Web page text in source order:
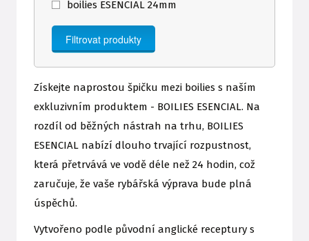
boilies ESENCIAL 24mm
Získejte naprostou špičku mezi boilies s naším
exkluzivním produktem - BOILIES ESENCIAL. Na
rozdíl od běžných nástrah na trhu, BOILIES
ESENCIAL nabízí dlouho trvající rozpustnost,
která přetrvává ve vodě déle než 24 hodin, což
zaručuje, že vaše rybářská výprava bude plná
úspěchů.
Vytvořeno podle původní anglické receptury s